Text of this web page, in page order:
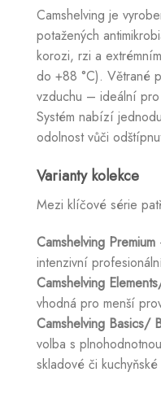
Camshelving je
potažených
korozi, rzi a
do +88 °C). Větrané
vzduchu – ideální
Systém nabízí
odolnost vůči
Varianty kolekce
Mezi klíčové série
Camshelving Premium
intenzivní
Camshelving
vhodná pro menší
Camshelving Basics/
volba s
skladové či